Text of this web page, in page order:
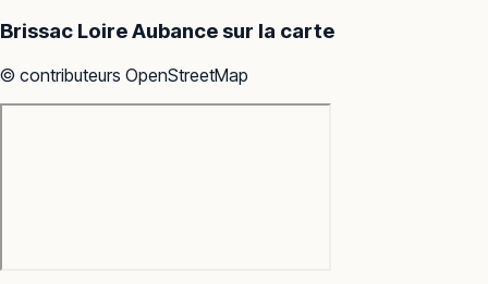
Brissac Loire Aubance sur la carte
© contributeurs OpenStreetMap